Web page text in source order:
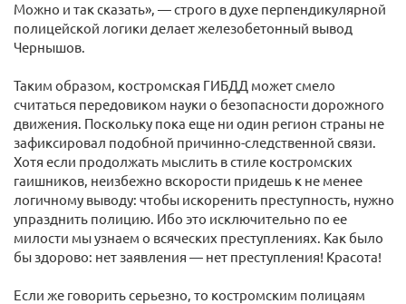
Можно и так сказать», — строго в духе перпендикулярной
полицейской логики делает железобетонный вывод
Чернышов.
Таким образом, костромская ГИБДД может смело
считаться передовиком науки о безопасности дорожного
движения. Поскольку пока еще ни один регион страны не
зафиксировал подобной причинно-следственной связи.
Хотя если продолжать мыслить в стиле костромских
гаишников, неизбежно вскорости придешь к не менее
логичному выводу: чтобы искоренить преступность, нужно
упразднить полицию. Ибо это исключительно по ее
милости мы узнаем о всяческих преступлениях. Как было
бы здорово: нет заявления — нет преступления! Красота!
Если же говорить серьезно, то костромским полицаям